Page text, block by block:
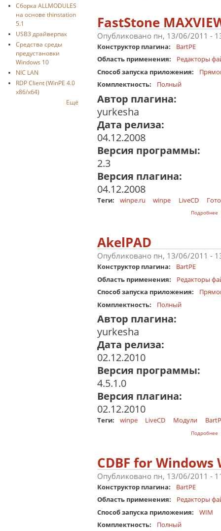
Сборка ALLMODULES
на основе thinstation
5.1
USB3 драйверпак
Средства среды
предустановки
Windows 10
NIC LAN
RDP Client (WinPE 4.0
x86/x64)
Ещё
FastStone
Опубликовано пн, 13/06/2011 -
Конструктор плагина:
BartPE
Область применения:
Редакторы
Способ запуска приложения:
Комплектность:
Полный
Автор плагина:
yurkesha
Дата релиза:
04.12.2008
Версия программы:
2.3
Версия плагина:
04.12.2008
Теги: winpe.ru winpe LiveCD
Подробнее
AkelPAD
Опубликовано пн, 13/06/2011 -
Конструктор плагина:
BartPE
Область применения:
Редакторы
Способ запуска приложения:
Комплектность:
Полный
Автор плагина:
yurkesha
Дата релиза:
02.12.2010
Версия программы:
4.5.1.0
Версия плагина:
02.12.2010
Теги: winpe LiveCD Модули
Подробнее
CDBF for Windows
Опубликовано пн, 13/06/2011 -
Конструктор плагина:
BartPE
Область применения:
Редакторы
Способ запуска приложения:
WIM
Комплектность:
Полный